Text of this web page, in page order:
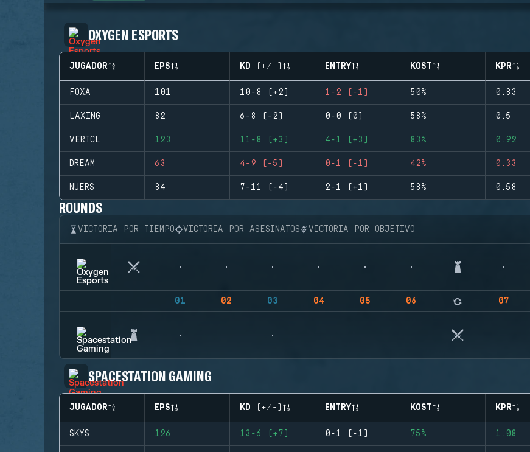
OXYGEN ESPORTS
JUGADOR EPS KD (+/-) ENTRY KOST KPR
FOXA 101 10-8 (+2) 1-2 (-1) 50% 0.83
LAXING 82 6-8 (-2) 0-0 (0) 58% 0.5
VERTCL 123 11-8 (+3) 4-1 (+3) 83% 0.92
DREAM 63 4-9 (-5) 0-1 (-1) 42% 0.33
NUERS 84 7-11 (-4) 2-1 (+1) 58% 0.58
ROUNDS
VICTORIA POR TIEMPO VICTORIA POR ASESINATOS VICTORIA POR OBJETIVO
01 02 03 04 05 06 07
SPACESTATION GAMING
JUGADOR EPS KD (+/-) ENTRY KOST KPR
SKYS 126 13-6 (+7) 0-1 (-1) 75% 1.08